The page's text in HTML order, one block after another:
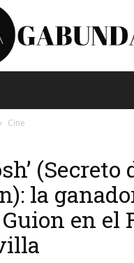
Mx
Cine
(Secreto
la
en el